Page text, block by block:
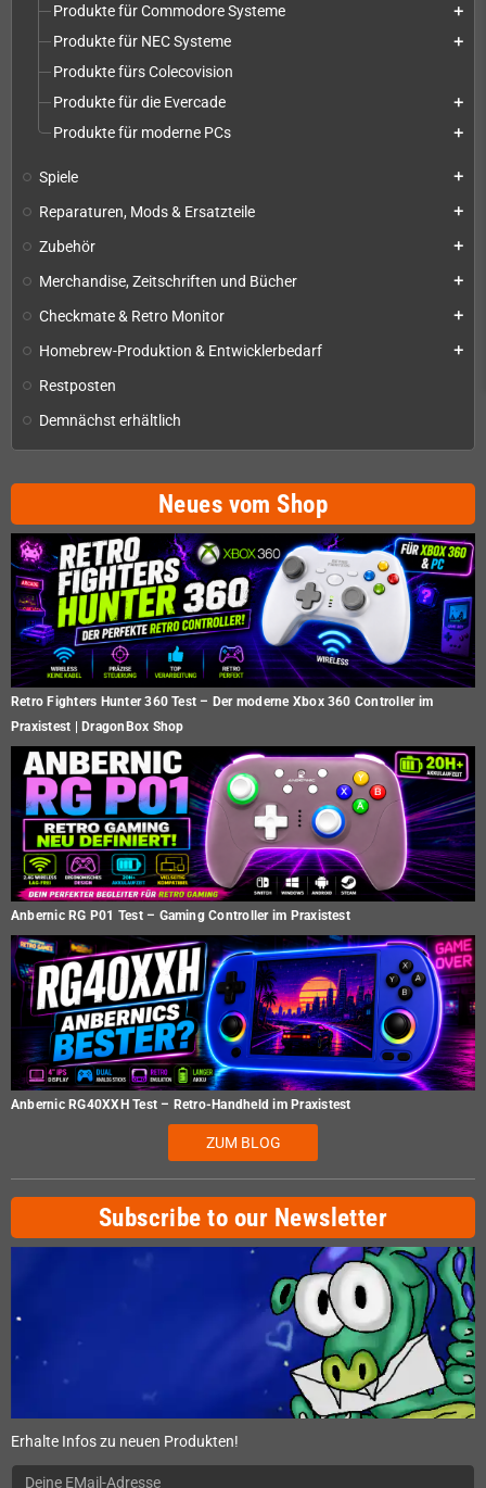
Produkte für Commodore Systeme add
Produkte für NEC Systeme add
Produkte fürs Colecovision
Produkte für die Evercade
add
Produkte für moderne PCs add
Spiele add
Reparaturen, Mods & Ersatzteile add
Zubehör add
Merchandise, Zeitschriften und Bücher add
Checkmate & Retro Monitor add
Homebrew-Produktion & Entwicklerbedarf add
Restposten
Demnächst erhältlich
Neues vom Shop
Retro Fighters Hunter 360 Test – Der moderne Xbox 360 Controller im
Praxistest | DragonBox Shop
Anbernic RG P01 Test – Gaming Controller im Praxistest
Anbernic RG40XXH Test – Retro-Handheld im Praxistest
ZUM BLOG
Subscribe to our Newsletter
Erhalte Infos zu neuen Produkten!